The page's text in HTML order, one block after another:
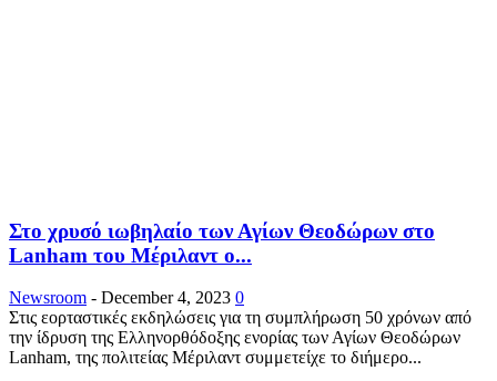
Στο χρυσό ιωβηλαίο των Αγίων Θεοδώρων στο
Lanham του Μέριλαντ ο...
Newsroom - December 4, 2023 0
Στις εορταστικές εκδηλώσεις για τη συμπλήρωση 50 χρόνων από
την ίδρυση της Ελληνορθόδοξης ενορίας των Αγίων Θεοδώρων
Lanham, της πολιτείας Μέριλαντ συμμετείχε το διήμερο...